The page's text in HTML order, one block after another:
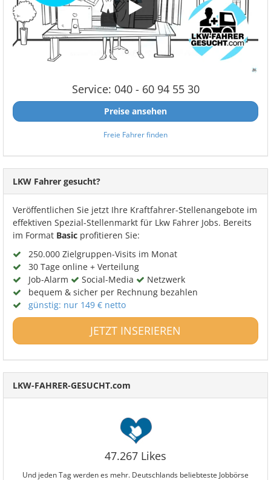
Service: 040 - 60 94 55 30
Preise ansehen
Freie Fahrer finden
LKW Fahrer gesucht?
Veröffentlichen Sie jetzt Ihre Kraftfahrer-Stellenangebote im
effektiven Spezial-Stellenmarkt für Lkw Fahrer Jobs. Bereits
im Format Basic profitieren Sie:
250.000 Zielgruppen-Visits im Monat
30 Tage online + Verteilung
Job-Alarm
Social-Media
Netzwerk
bequem & sicher per Rechnung bezahlen
günstig: nur 149 € netto
JETZT INSERIEREN
LKW-FAHRER-GESUCHT.com
47.267 Likes
Und jeden Tag werden es mehr. Deutschlands beliebteste Jobbörse